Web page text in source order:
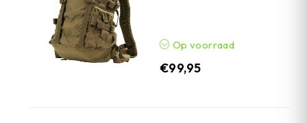
Op voorraad
€99,95